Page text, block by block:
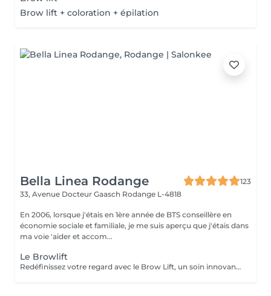
Brow lift + coloration + épilation
Bella Linea Rodange
123
33, Avenue Docteur Gaasch Rodange L-4818
En 2006, lorsque j'étais en 1ère année de BTS conseillère en
économie sociale et familiale, je me suis aperçu que j'étais dans
ma voie 'aider et accom...
Le Browlift
Redéfinissez votre regard avec le Brow Lift, un soin innovant qui sublime la ligne des sourcils. À l'aide d'une brosse et de plusieurs soins restructurants, les poils sont rehaussés et fixés dans la direction idéale pour un rendu soigné et harmonieux. Les bénéfices : Sourcils plus épais et fournis Ligne restructurée et disciplinée Regard intensifié sans maquillage permanent Effet naturel et durable Une solution parfaite pour transformer et illuminer le regard en toute simplicité.